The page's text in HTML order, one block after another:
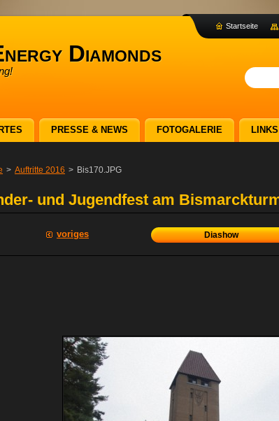
Diamonds
> Auftritte 2016 > Bis170.JPG
und Jugendfest am
voriges Diashow
PRESSE & NEWS FOTOGALERIE LINKS
Startseite